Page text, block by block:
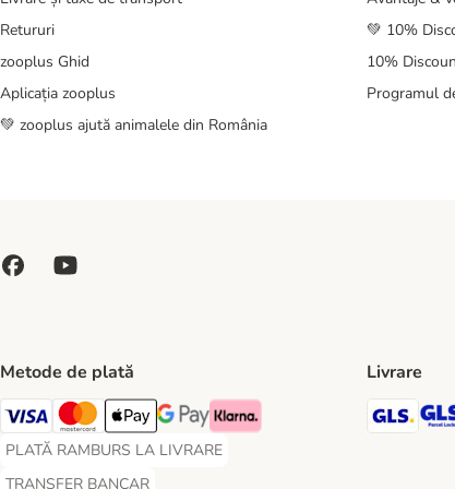
Retururi
zooplus Ghid
Aplicația zooplus
💚 zooplus ajută animalele din România
💚 10%
10%
Programul
Metode de plată
Visa Payment Method
Master Card Payment Method
Apple Pay Payment Method
Google Pay Payment Method
Klarna Payment Method
PLATĂ RAMBURS LA LIVRARE
PLATĂ RAMBURS LA LIVRARE Payment Method
TRANSFER BANCAR
Livrare
GLS